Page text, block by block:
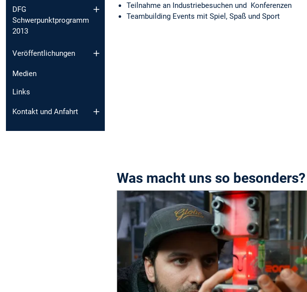
DFG
Schwerpunktprogramm
2013
Veröffentlichungen
Medien
Links
Kontakt und Anfahrt
Teilnahme an Industriebesuchen und Konferenzen
Teambuilding Events mit Spiel, Spaß und Sport
Was macht uns so besonders?